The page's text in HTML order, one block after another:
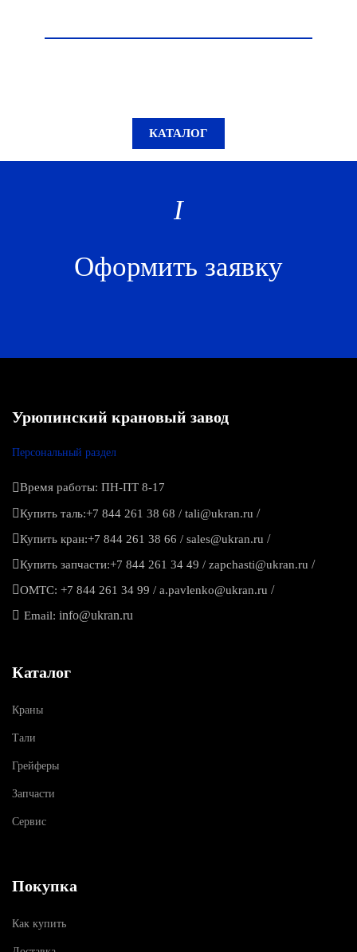
КАТАЛОГ
Оформить заявку
Урюпинский крановый завод
Персональный раздел
Время работы: ПН-ПТ 8-17
Купить таль:+7 844 261 38 68 / tali@ukran.ru /
Купить кран:+7 844 261 38 66 / sales@ukran.ru /
Купить запчасти:+7 844 261 34 49 / zapchasti@ukran.ru /
ОМТС: +7 844 261 34 99 / a.pavlenko@ukran.ru /
Email: info@ukran.ru
Каталог
Краны
Тали
Грейферы
Запчасти
Сервис
Покупка
Как купить